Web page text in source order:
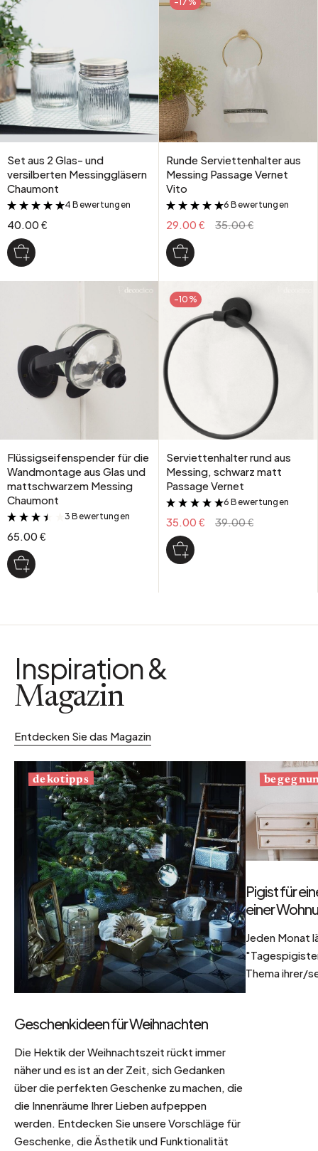
Set aus 2 Glas- und
versilberten Messinggläsern
Chaumont
&
4 Bewertungen
40.00 €
Runde Serviettenhalter aus
Messing Passage Vernet
Vito
&
6 Bewertungen
29.00 € 35.00 €
Flüssigseifenspender für die
Wandmontage aus Glas und
mattschwarzem Messing
Chaumont
&
3 Bewertungen
65.00 €
-10%
Serviettenhalter rund aus
Messing, schwarz matt
Passage Vernet
&
6 Bewertungen
35.00 € 39.00 €
Inspiration &
Magazin
Entdecken Sie das Magazin
dekotipps
Geschenkideen für Weihnachten
Die Hektik der Weihnachtszeit rückt immer
näher und es ist an der Zeit, sich Gedanken
über die perfekten Geschenke zu machen, die
die Innenräume Ihrer Lieben aufpeppen
werden. Entdecken Sie unsere Vorschläge für
Geschenke, die Ästhetik und Funktionalität
Pigist für
einer
Jeden Monat
Thema ihrer/